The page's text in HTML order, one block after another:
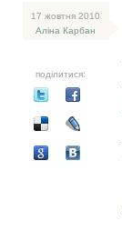
17 жовтня 2010
Аліна Карбан
поділитися: